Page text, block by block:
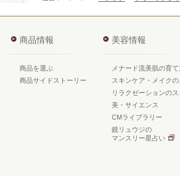
商品情報
商品を選ぶ
商品サイドストーリー
美容情報
メナード流美肌の育て
スキンケア・メイク
リラクゼーションの
美・サイエンス
CMライブラリー
鏡リュウジの
マンスリー星占い